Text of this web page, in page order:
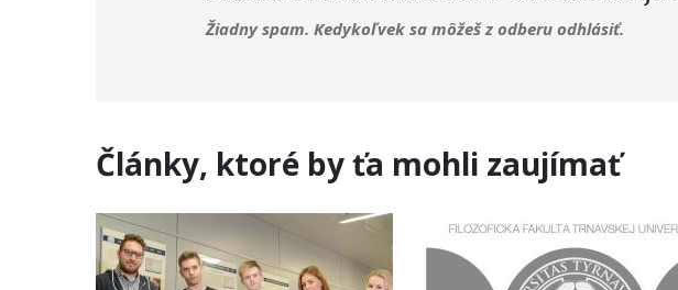
Žiadny spam. Kedykoľvek sa môžeš z odberu odhlásiť.
Články, ktoré by ťa mohli zaujímať